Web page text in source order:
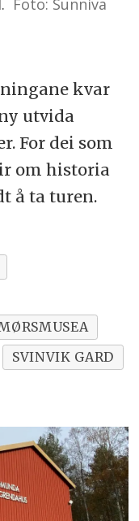
Foto: Sunniva
kvar
utvida
For dei som
om historia
å ta turen.
SVINVIK GARD